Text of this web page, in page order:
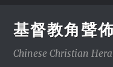
基督教角聲
Chinese Christian